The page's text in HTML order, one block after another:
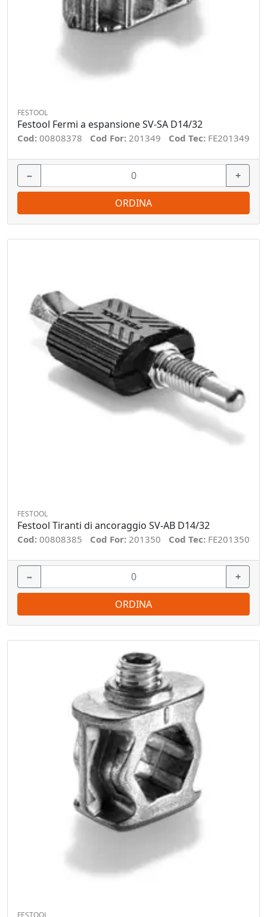
FESTOOL
Festool Fermi a espansione SV-SA D14/32
Cod: 00808378 Cod For: 201349 Cod Tec: FE201349
− +
ORDINA
FESTOOL
Festool Tiranti di ancoraggio SV-AB D14/32
Cod: 00808385 Cod For: 201350 Cod Tec: FE201350
− +
ORDINA
FESTOOL